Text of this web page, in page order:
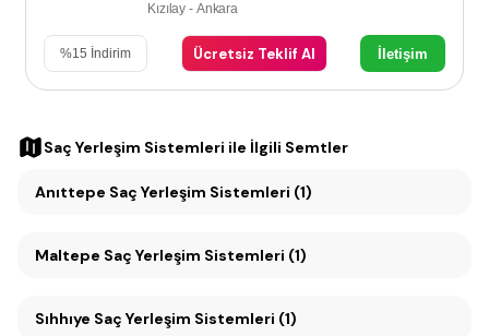
Kızılay - Ankara
%15 İndirim Ücretsiz Teklif Al İletişim
Saç Yerleşim Sistemleri ile İlgili Semtler
Anıttepe Saç Yerleşim Sistemleri (1)
Maltepe Saç Yerleşim Sistemleri (1)
Sıhhıye Saç Yerleşim Sistemleri (1)